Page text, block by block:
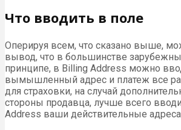
Что вводить в поле
Оперируя всем, что сказано выше,
вывод, что в большинстве
принципе, в Billing Address можно
вымышленный адрес и платеж все
для страховки, на случай
стороны продавца, лучше всего
Address ваши действительные